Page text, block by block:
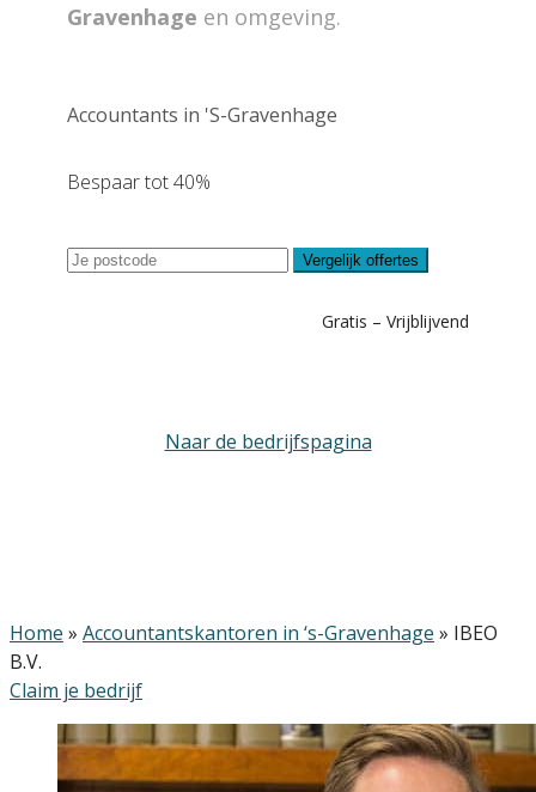
Gravenhage en omgeving.
Accountants in 'S-Gravenhage
Bespaar tot 40%
Vergelijk offertes
Gratis – Vrijblijvend
Naar de bedrijfspagina
Home » Accountantskantoren in ‘s-Gravenhage » IBEO
B.V.
Claim je bedrijf